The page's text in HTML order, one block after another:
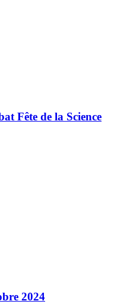
Fête de la Science
2024